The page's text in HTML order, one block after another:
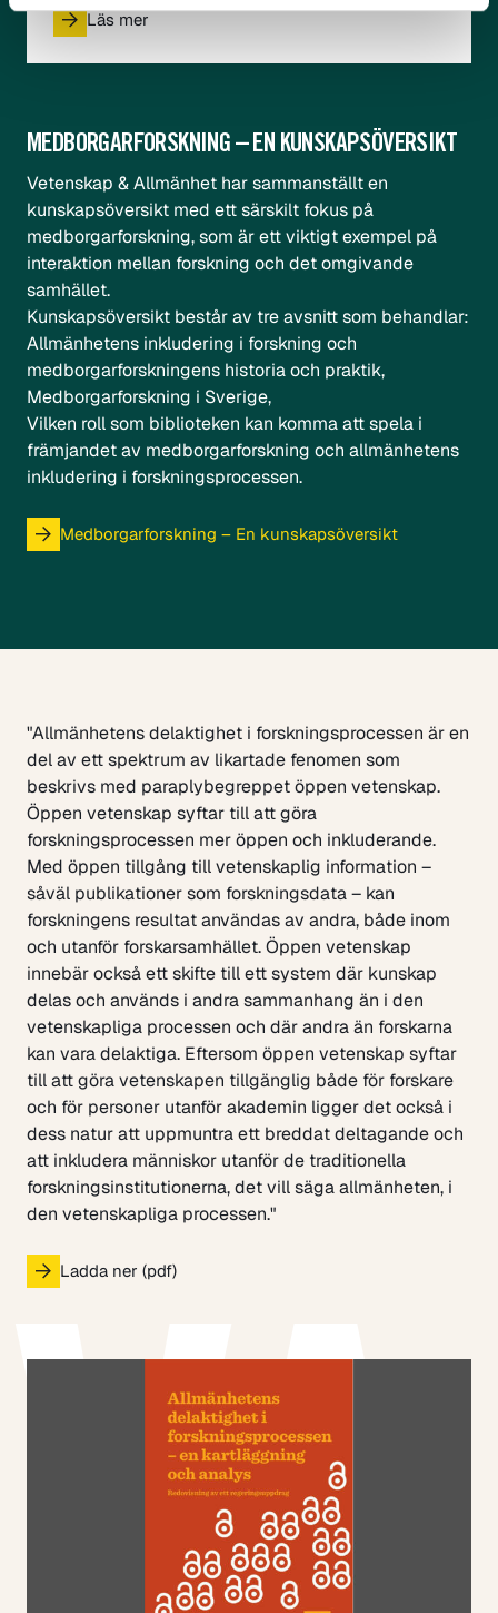
Läs mer
MEDBORGARFORSKNING – EN KUNSKAPSÖVERSIKT
Vetenskap & Allmänhet har sammanställt en
kunskapsöversikt med ett särskilt fokus på
medborgarforskning, som är ett viktigt exempel på
interaktion mellan forskning och det omgivande
samhället.
Kunskapsöversikt består av tre avsnitt som behandlar:
Allmänhetens inkludering i forskning och
medborgarforskningens historia och praktik,
Medborgarforskning i Sverige,
Vilken roll som biblioteken kan komma att spela i
främjandet av medborgarforskning och allmänhetens
inkludering i forskningsprocessen.
Medborgarforskning – En kunskapsöversikt
"Allmänhetens delaktighet i forskningsprocessen är en
del av ett spektrum av likartade fenomen som
beskrivs med paraplybegreppet öppen vetenskap.
Öppen vetenskap syftar till att göra
forskningsprocessen mer öppen och inkluderande.
Med öppen tillgång till vetenskaplig information –
såväl publikationer som forskningsdata – kan
forskningens resultat användas av andra, både inom
och utanför forskarsamhället. Öppen vetenskap
innebär också ett skifte till ett system där kunskap
delas och används i andra sammanhang än i den
vetenskapliga processen och där andra än forskarna
kan vara delaktiga. Eftersom öppen vetenskap syftar
till att göra vetenskapen tillgänglig både för forskare
och för personer utanför akademin ligger det också i
dess natur att uppmuntra ett breddat deltagande och
att inkludera människor utanför de traditionella
forskningsinstitutionerna, det vill säga allmänheten, i
den vetenskapliga processen."
Ladda ner (pdf)